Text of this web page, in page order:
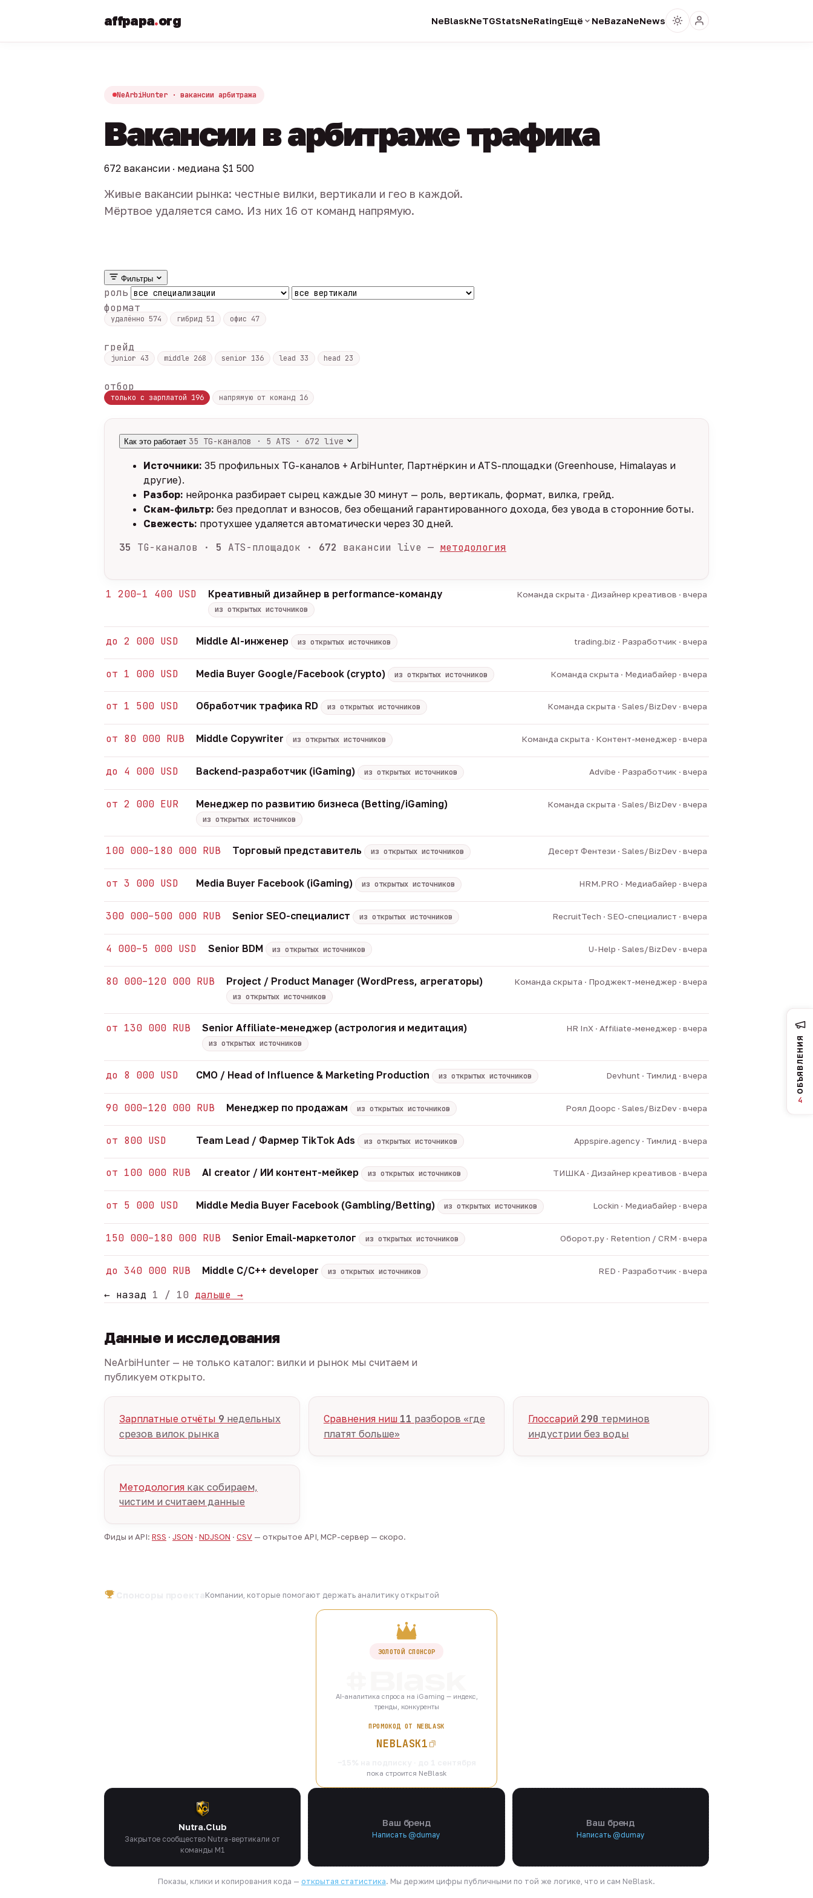
affpapa.org NeBlaskNeTGStatsNeRatingЕщё NeBazaNeNews
NeArbiHunter · вакансии арбитража
Вакансии в арбитраже трафика
672 вакансии · медиана $1 500
Живые вакансии рынка: честные вилки, вертикали и гео в каждой.
Мёртвое удаляется само. Из них 16 от команд напрямую.
Фильтры
роль
формат
удалённо 574 гибрид 51 офис 47
грейд
junior 43 middle 268 senior 136 lead 33 head 23
отбор
только с зарплатой 196 напрямую от команд 16
Как это работает 35 TG-каналов · 5 ATS · 672 live
Источники: 35 профильных TG-каналов + ArbiHunter, Партнёркин и ATS-площадки (Greenhouse, Himalayas и
другие).
Разбор: нейронка разбирает сырец каждые 30 минут — роль, вертикаль, формат, вилка, грейд.
Скам-фильтр: без предоплат и взносов, без обещаний гарантированного дохода, без увода в сторонние боты.
Свежесть: протухшее удаляется автоматически через 30 дней.
35 TG-каналов · 5 ATS-площадок · 672 вакансии live — методология
1 200–1 400 USD Креативный дизайнер в performance-команду
из открытых источников
Команда скрыта · Дизайнер креативов · вчера
до 2 000 USD Middle AI-инженер из открытых источников trading.biz · Разработчик · вчера
от 1 000 USD Media Buyer Google/Facebook (crypto) из открытых источников Команда скрыта · Медиабайер · вчера
от 1 500 USD Обработчик трафика RD из открытых источников Команда скрыта · Sales/BizDev · вчера
от 80 000 RUB Middle Copywriter из открытых источников Команда скрыта · Контент-менеджер · вчера
до 4 000 USD Backend-разработчик (iGaming) из открытых источников Advibe · Разработчик · вчера
от 2 000 EUR Менеджер по развитию бизнеса (Betting/iGaming)
из открытых источников
Команда скрыта · Sales/BizDev · вчера
100 000–180 000 RUB Торговый представитель из открытых источников Десерт Фентези · Sales/BizDev · вчера
от 3 000 USD Media Buyer Facebook (iGaming) из открытых источников HRM.PRO · Медиабайер · вчера
300 000–500 000 RUB Senior SEO-специалист из открытых источников RecruitTech · SEO-специалист · вчера
4 000–5 000 USD Senior BDM из открытых источников U-Help · Sales/BizDev · вчера
80 000–120 000 RUB Project / Product Manager (WordPress, агрегаторы)
из открытых источников
Команда скрыта · Проджект-менеджер · вчера
от 130 000 RUB Senior Affiliate-менеджер (астрология и медитация)
из открытых источников
HR InX · Affiliate-менеджер · вчера
до 8 000 USD CMO / Head of Influence & Marketing Production из открытых источников Devhunt · Тимлид · вчера
90 000–120 000 RUB Менеджер по продажам из открытых источников Роял Доорс · Sales/BizDev · вчера
от 800 USD Team Lead / Фармер TikTok Ads из открытых источников Appspire.agency · Тимлид · вчера
от 100 000 RUB AI creator / ИИ контент-мейкер из открытых источников ТИШКА · Дизайнер креативов · вчера
от 5 000 USD Middle Media Buyer Facebook (Gambling/Betting) из открытых источников Lockin · Медиабайер · вчера
150 000–180 000 RUB Senior Email-маркетолог из открытых источников Оборот.ру · Retention / CRM · вчера
до 340 000 RUB Middle C/C++ developer из открытых источников RED · Разработчик · вчера
← назад 1 / 10 дальше →
Данные и исследования
NeArbiHunter — не только каталог: вилки и рынок мы считаем и
публикуем открыто.
Зарплатные отчёты 9 недельных
срезов вилок рынка
Сравнения ниш 11 разборов «где
платят больше»
Глоссарий 290 терминов
индустрии без воды
Методология как собираем,
чистим и считаем данные
Фиды и API: RSS · JSON · NDJSON · CSV — открытое API, MCP-сервер — скоро.
ОБЪЯВЛЕНИЯ
4
Компании, которые помогают держать аналитику открытой
ЗОЛОТОЙ СПОНСОР
AI-аналитика спроса на iGaming — индекс,
тренды, конкуренты
ПРОМОКОД ОТ NEBLASK
NEBLASK1
пока строится NeBlask
Nutra.Club
Закрытое сообщество Nutra-вертикали от
команды M1
Ваш бренд
Написать @dumay
Ваш бренд
Написать @dumay
Показы, клики и копирования кода — открытая статистика. Мы держим цифры публичными по той же логике, что и сам NeBlask.